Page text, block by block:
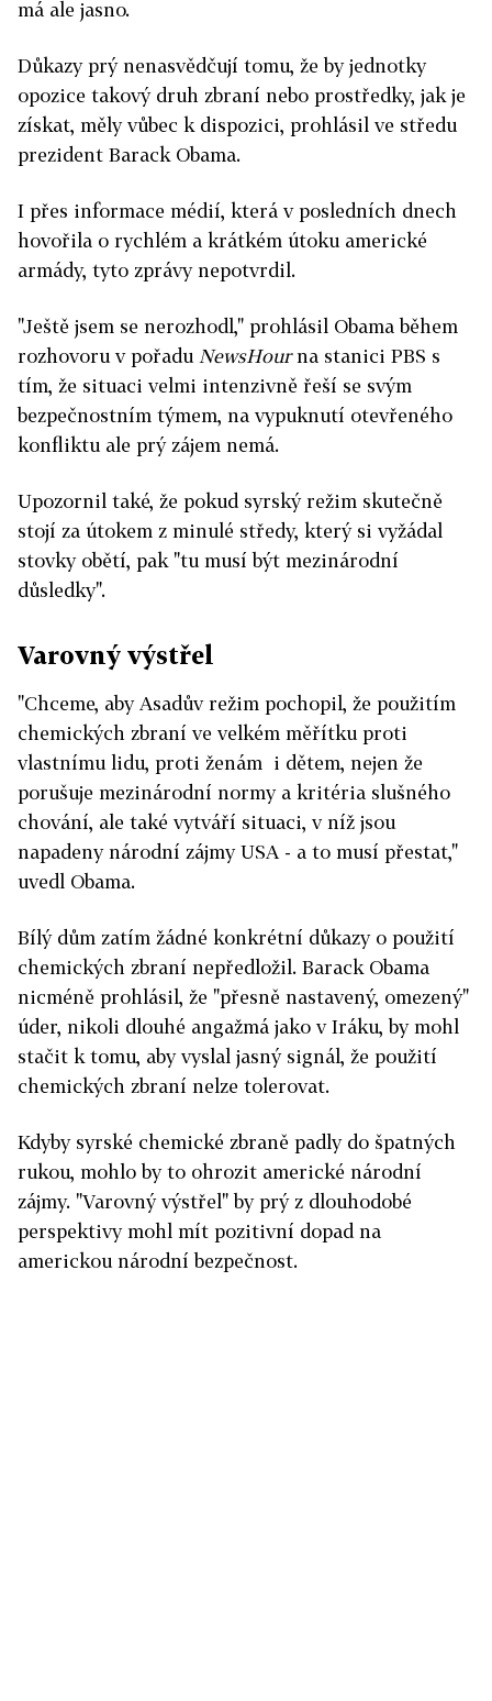
má ale jasno.
Důkazy prý nenasvědčují tomu, že by jednotky
opozice takový druh zbraní nebo prostředky, jak je
získat, měly vůbec k dispozici, prohlásil ve středu
prezident Barack Obama.
I přes informace médií, která v posledních dnech
hovořila o rychlém a krátkém útoku americké
armády, tyto zprávy nepotvrdil.
"Ještě jsem se nerozhodl," prohlásil Obama během
rozhovoru v pořadu NewsHourna stanici PBS s
tím, že situaci velmi intenzivně řeší se svým
bezpečnostním týmem, na vypuknutí otevřeného
konfliktu ale prý zájem nemá.
Upozornil také, že pokud syrský režim skutečně
stojí za útokem z minulé středy, který si vyžádal
stovky obětí, pak "tu musí být mezinárodní
důsledky".
Varovný výstřel
"Chceme, aby Asadův režim pochopil, že použitím
chemických zbraní ve velkém měřítku proti
vlastnímu lidu, proti ženám i dětem, nejen že
porušuje mezinárodní normy a kritéria slušného
chování, ale také vytváří situaci, v níž jsou
napadeny národní zájmy USA - a to musí přestat,"
uvedl Obama.
Bílý dům zatím žádné konkrétní důkazy o použití
chemických zbraní nepředložil. Barack Obama
nicméně prohlásil, že "přesně nastavený, omezený"
úder, nikoli dlouhé angažmá jako v Iráku, by mohl
stačit k tomu, aby vyslal jasný signál, že použití
chemických zbraní nelze tolerovat.
Kdyby syrské chemické zbraně padly do špatných
rukou, mohlo by to ohrozit americké národní
zájmy. "Varovný výstřel" by prý z dlouhodobé
perspektivy mohl mít pozitivní dopad na
americkou národní bezpečnost.